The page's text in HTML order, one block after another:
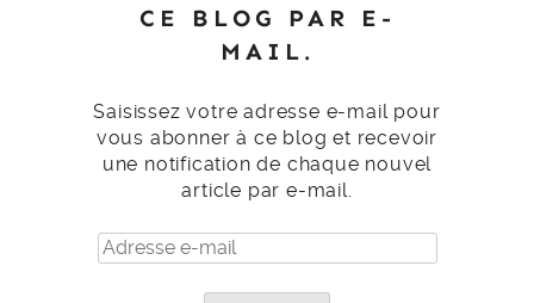
CE BLOG PAR E-
MAIL.
Saisissez votre adresse e-mail pour
vous abonner à ce blog et recevoir
une notification de chaque nouvel
article par e-mail.
Adresse
e-